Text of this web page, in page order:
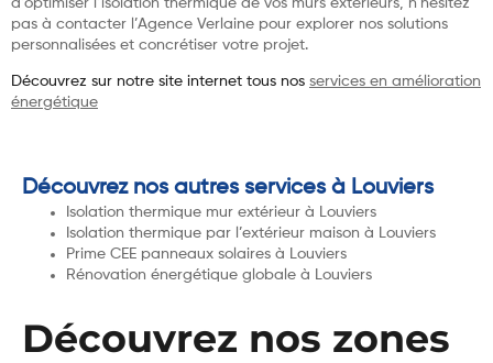
d’optimiser l’isolation thermique de vos murs extérieurs, n’hésitez
pas à contacter l’Agence Verlaine pour explorer nos solutions
personnalisées et concrétiser votre projet.
Découvrez sur notre site internet tous nos services en amélioration
énergétique
Découvrez nos autres services à Louviers
Isolation thermique mur extérieur à Louviers
Isolation thermique par l’extérieur maison à Louviers
Prime CEE panneaux solaires à Louviers
Rénovation énergétique globale à Louviers
Découvrez nos zones